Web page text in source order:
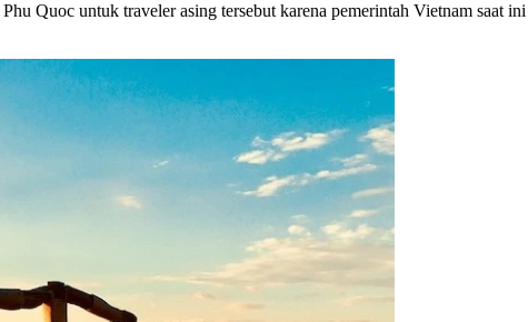
Quoc untuk traveler asing tersebut karena pemerintah Vietnam saat